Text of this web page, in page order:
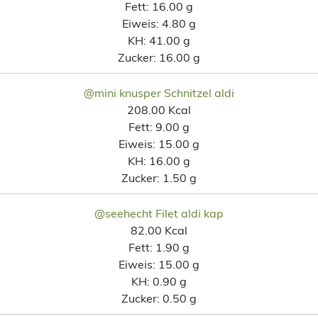
Fett: 16.00 g
Eiweis: 4.80 g
KH: 41.00 g
Zucker: 16.00 g
@mini knusper Schnitzel aldi
208.00 Kcal
Fett: 9.00 g
Eiweis: 15.00 g
KH: 16.00 g
Zucker: 1.50 g
@seehecht Filet aldi kap
82.00 Kcal
Fett: 1.90 g
Eiweis: 15.00 g
KH: 0.90 g
Zucker: 0.50 g